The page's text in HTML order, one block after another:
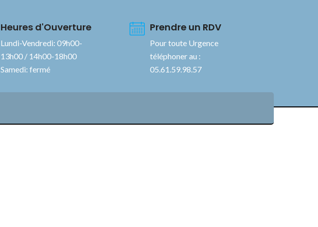
Heures d'Ouverture
Lundi-Vendredi: 09h00-
13h00 / 14h00-18h00
Samedi: fermé
Prendre un RDV
Pour toute Urgence
téléphoner au :
05.61.59.98.57